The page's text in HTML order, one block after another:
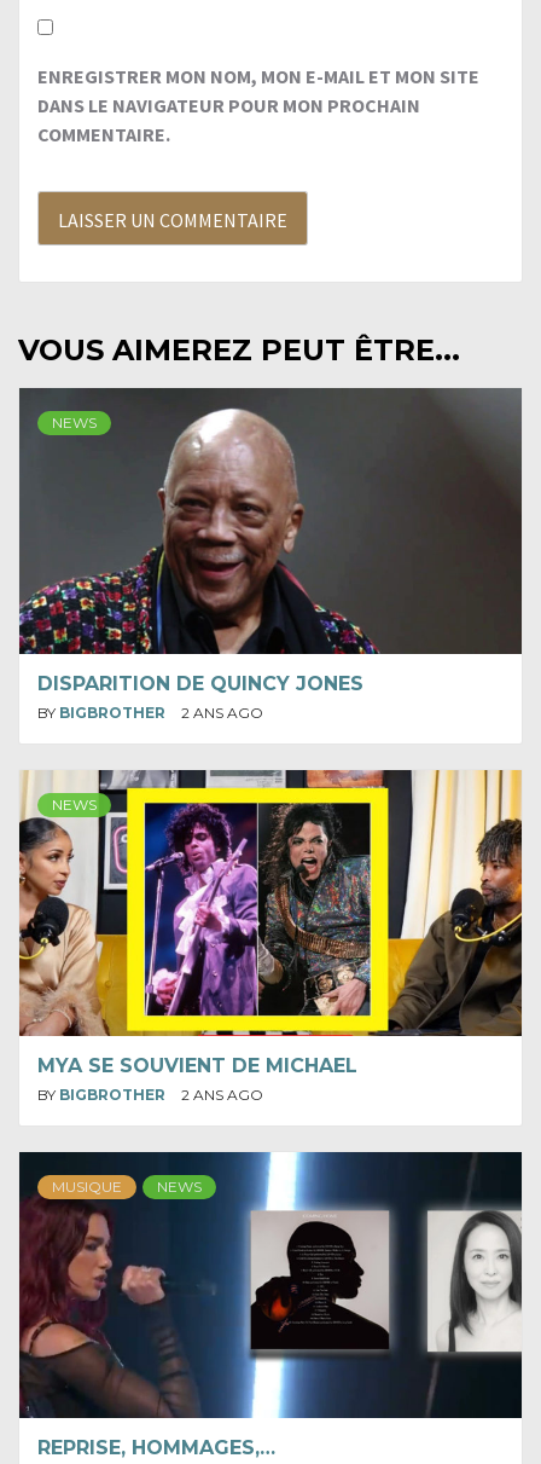
ENREGISTRER MON NOM, MON E-MAIL ET MON SITE
DANS LE NAVIGATEUR POUR MON PROCHAIN
COMMENTAIRE.
VOUS AIMEREZ PEUT ÊTRE...
NEWS
DISPARITION DE QUINCY JONES
BY BIGBROTHER 2 ANS AGO
NEWS
MYA SE SOUVIENT DE MICHAEL
BY BIGBROTHER 2 ANS AGO
MUSIQUE NEWS
REPRISE, HOMMAGES,…